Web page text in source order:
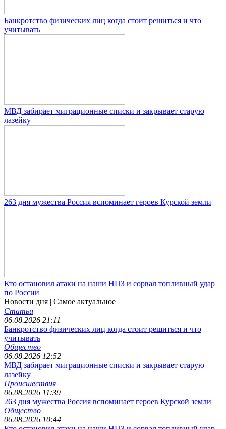
Банкротство физических лиц когда стоит решиться и что
учитывать
МВД забирает миграционные списки и закрывает старую
лазейку
263 дня мужества Россия вспоминает героев Курской земли
Кто остановил атаки на наши НПЗ и сорвал топливный удар
по России
Новости дня | Самое актуальное
Статьи
06.08.2026 21:11
Банкротство физических лиц когда стоит решиться и что
учитывать
Общество
06.08.2026 12:52
МВД забирает миграционные списки и закрывает старую
лазейку
Происшествия
06.08.2026 11:39
263 дня мужества Россия вспоминает героев Курской земли
Общество
06.08.2026 10:44